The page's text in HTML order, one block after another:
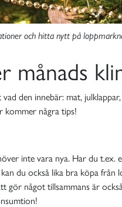
och hitta nytt på
månads
vad den innebär: mat,
kommer några tips!
inte vara nya. Har du t.ex.
du också lika bra köpa
gör något tillsammans är